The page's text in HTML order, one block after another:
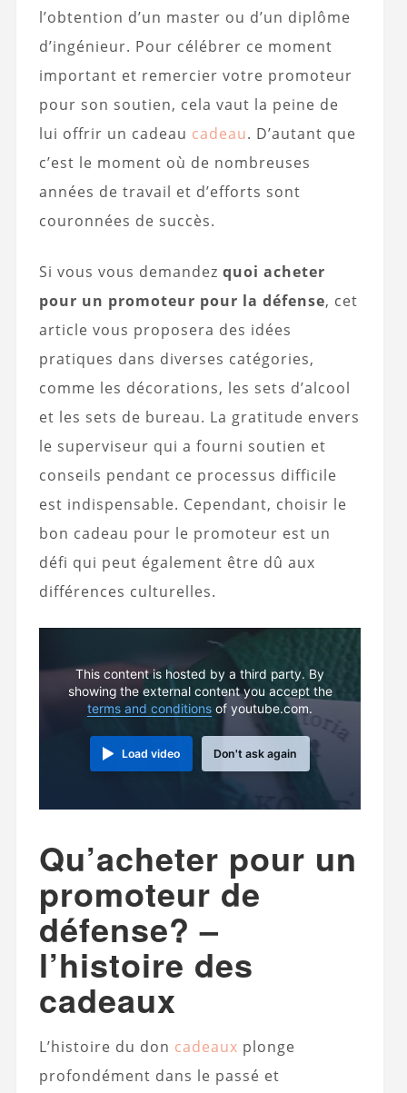
l’obtention d’un master ou d’un diplôme
d’ingénieur. Pour célébrer ce moment
important et remercier votre promoteur
pour son soutien, cela vaut la peine de
lui offrir un cadeau cadeau. D’autant que
c’est le moment où de nombreuses
années de travail et d’efforts sont
couronnées de succès.
Si vous vous demandez quoi acheter
pour un promoteur pour la défense, cet
article vous proposera des idées
pratiques dans diverses catégories,
comme les décorations, les sets d’alcool
et les sets de bureau. La gratitude envers
le superviseur qui a fourni soutien et
conseils pendant ce processus difficile
est indispensable. Cependant, choisir le
bon cadeau pour le promoteur est un
défi qui peut également être dû aux
différences culturelles.
This content is hosted by a third party. By
showing the external content you accept the
terms and conditions of youtube.com.
Load video Don't ask again
Qu’acheter pour un
promoteur de
défense? –
l’histoire des
cadeaux
L’histoire du don cadeaux plonge
profondément dans le passé et